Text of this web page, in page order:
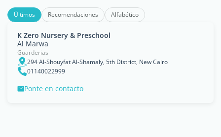
Últimos Recomendaciones Alfabético
K Zero Nursery & Preschool
Al Marwa
Guarderias
294 Al-Shouyfat Al-Shamaly, 5th District, New Cairo
01140022999
Ponte en contacto